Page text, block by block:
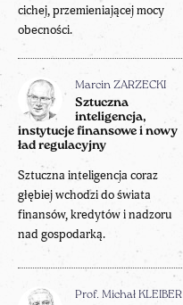
cichej, przemieniającej mocy
obecności.
Marcin ZARZECKI
Sztuczna
inteligencja,
instytucje finansowe i nowy
ład regulacyjny
Sztuczna inteligencja coraz
głębiej wchodzi do świata
finansów, kredytów i nadzoru
nad gospodarką.
Prof. Michał KLEIBER